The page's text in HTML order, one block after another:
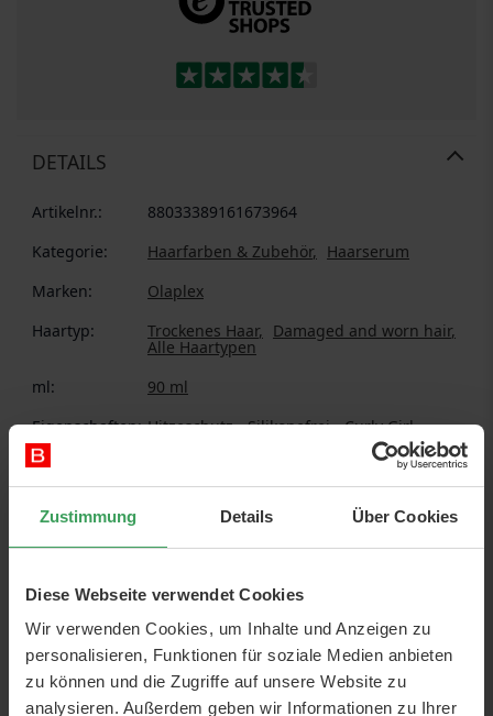
Zustimmung Details Über Cookies
Diese Webseite verwendet Cookies
Wir verwenden Cookies, um Inhalte und Anzeigen zu
personalisieren, Funktionen für soziale Medien anbieten
zu können und die Zugriffe auf unsere Website zu
analysieren. Außerdem geben wir Informationen zu Ihrer
DETAILS
Artikelnr.:
88033389161673964
Kategorie:
Haarfarben & Zubehör
Haarserum
Marken:
Olaplex
Haartyp:
Trockenes Haar Damaged and worn hair
Alle Haartypen
ml:
90 ml
Eigenschaften: Hitzeschutz Silikonefrei Curly Girl
Umweltplakette: Cruelty Free
ÜBER DAS PRODUKT
OLAPLEX No. 9 Bond Protector Nourishing Hair Serum
Schützen Sie Ihr Haar mit diesem bahnbrechenden